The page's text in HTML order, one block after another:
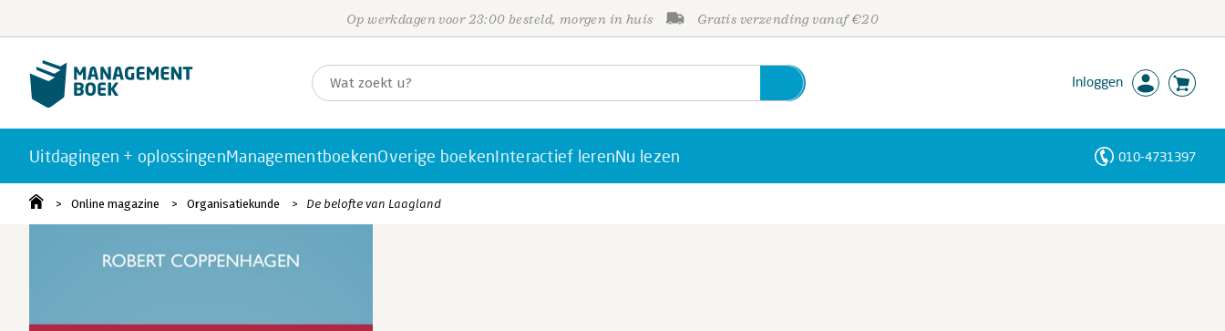
Op werkdagen voor 23:00 besteld, morgen in huis Gratis verzending vanaf €20
Inloggen
Uitdagingen + oplossingenManagementboekenOverige boekenInteractief lerenNu lezen 010-4731397
Online magazine Organisatiekunde De belofte van Laagland
Personen